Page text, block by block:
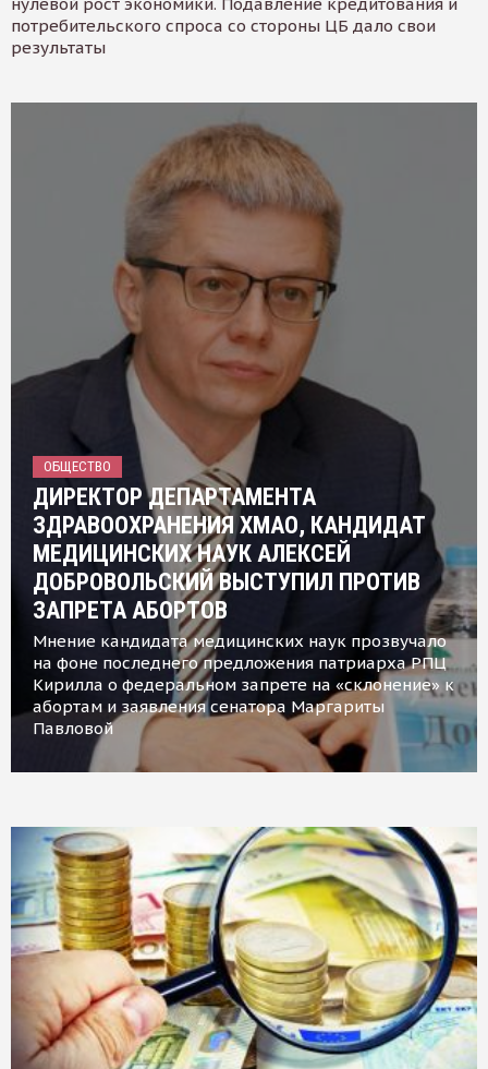
нулевой рост экономики. Подавление кредитования и
потребительского спроса со стороны ЦБ дало свои
результаты
ОБЩЕСТВО
ДИРЕКТОР ДЕПАРТАМЕНТА
ЗДРАВООХРАНЕНИЯ ХМАО, КАНДИДАТ
МЕДИЦИНСКИХ НАУК АЛЕКСЕЙ
ДОБРОВОЛЬСКИЙ ВЫСТУПИЛ ПРОТИВ
ЗАПРЕТА АБОРТОВ
Мнение кандидата медицинских наук прозвучало
на фоне последнего предложения патриарха РПЦ
Кирилла о федеральном запрете на «склонение» к
абортам и заявления сенатора Маргариты
Павловой